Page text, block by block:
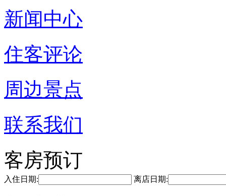
新闻中心
住客评论
周边景点
联系我们
客房预订
入住日期: 离店日期: